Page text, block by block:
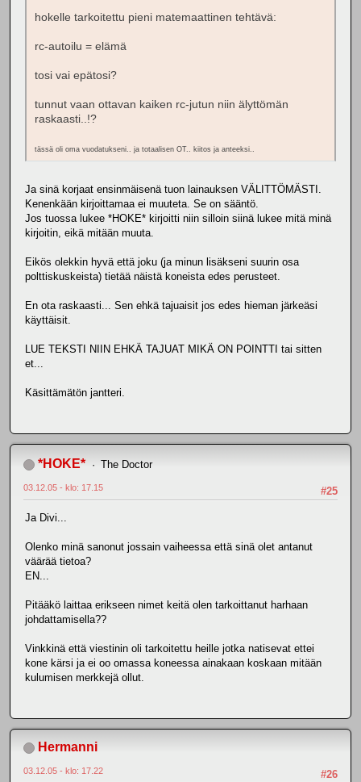
hokelle tarkoitettu pieni matemaattinen tehtävä:
rc-autoilu = elämä
tosi vai epätosi?
tunnut vaan ottavan kaiken rc-jutun niin älyttömän
raskaasti..!?
tässä oli oma vuodatukseni.. ja totaalisen OT.. kiitos ja anteeksi..
Ja sinä korjaat ensinmäisenä tuon lainauksen VÄLITTÖMÄSTI.
Kenenkään kirjoittamaa ei muuteta. Se on sääntö.
Jos tuossa lukee *HOKE* kirjoitti niin silloin siinä lukee mitä minä
kirjoitin, eikä mitään muuta.
Eikös olekkin hyvä että joku (ja minun lisäkseni suurin osa
polttiskuskeista) tietää näistä koneista edes perusteet.
En ota raskaasti... Sen ehkä tajuaisit jos edes hieman järkeäsi
käyttäisit.
LUE TEKSTI NIIN EHKÄ TAJUAT MIKÄ ON POINTTI tai sitten
et...
Käsittämätön jantteri.
*HOKE* The Doctor
#25
03.12.05 - klo: 17.15
Ja Divi...
Olenko minä sanonut jossain vaiheessa että sinä olet antanut
väärää tietoa?
EN...
Pitääkö laittaa erikseen nimet keitä olen tarkoittanut harhaan
johdattamisella??
Vinkkinä että viestinin oli tarkoitettu heille jotka natisevat ettei
kone kärsi ja ei oo omassa koneessa ainakaan koskaan mitään
kulumisen merkkejä ollut.
Hermanni
#26
03.12.05 - klo: 17.22